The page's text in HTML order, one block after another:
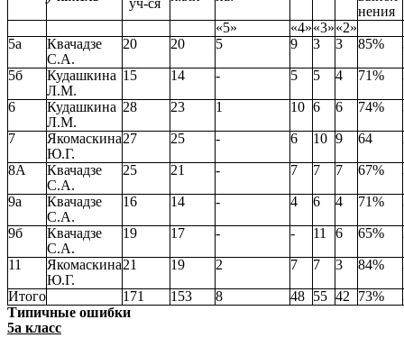
нения
«5» «4»«3»«2»
5а
Квачадзе
С.А.
20 20 5 9 3 3 85%
5б
Кудашкина
Л.М.
15 14 - 5 5 4 71%
6
Кудашкина
Л.М.
28 23 1 10 6 6 74%
7
Якомаскина
Ю.Г.
27 25 - 6 10 9 64
8А
Квачадзе
С.А.
25 21 - 7 7 7 67%
9а
Квачадзе
С.А.
16 14 - 4 6 4 71%
9б
Квачадзе
С.А.
19 17 - - 11 6 65%
11
Якомаскина
Ю.Г.
21 19 2 7 7 3 84%
Итого 171 153 8 48 55 42 73%
Типичные ошибки
5а класс